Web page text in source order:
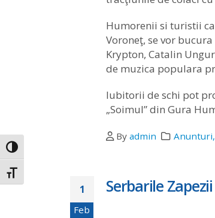
Toggle High Contrast
Toggle Font size
Humorenii si turistii
Voroneţ, se vor
Krypton, Catalin
de muzica populara
Iubitorii de schi pot
„Soimul” din Gura
By admin Anunturi,
1
Feb
Serbarile